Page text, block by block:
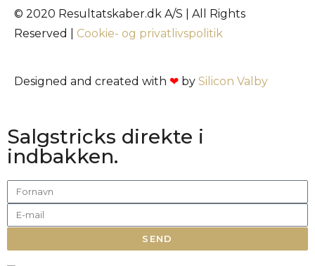
© 2020 Resultatskaber.dk A/S | All Rights
Reserved | Cookie- og privatlivspolitik
Designed and created with ❤ by Silicon Valby
Salgstricks direkte i
indbakken.
SEND